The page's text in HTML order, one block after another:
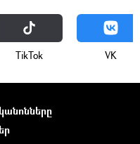
ТikТоk VK